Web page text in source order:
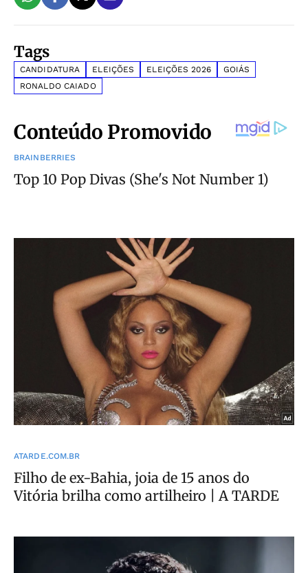
Tags
CANDIDATURA ELEIÇÕES ELEIÇÕES 2026
GOIÁS
RONALDO CAIADO